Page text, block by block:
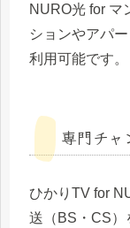
NURO光 for マ
ションやアパ
利用可能です。
専門チ
ひかりTV for
送（BS・CS）